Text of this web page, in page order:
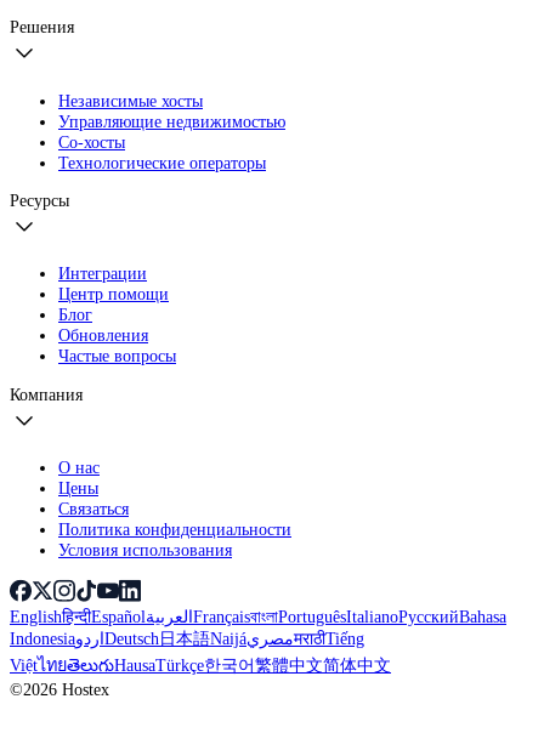
Решения
Независимые хосты
Управляющие недвижимостью
Со-хосты
Технологические операторы
Ресурсы
Интеграции
Центр помощи
Блог
Обновления
Частые вопросы
Компания
О нас
Цены
Связаться
Политика конфиденциальности
Условия использования
Englishहिन्दीEspañolالعربيةFrançaisবাংলাPortuguêsItalianoРусскийBahasa
IndonesiaاردوDeutsch日本語NaijáمصريमराठीTiếng
ViệtไทยతెలుగుHausaTürkçe한국어繁體中文简体中文
©2026 Hostex